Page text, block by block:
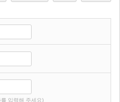
입력해 주세요)